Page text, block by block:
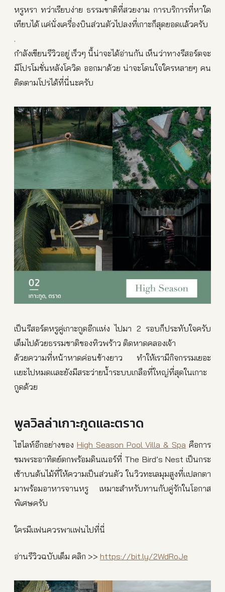
หรูหรา ทว่าเรียบง่าย ธรรมชาติที่สวยงาม การบริการที่หาใด
เทียบได้ แค่นั่งเครื่องบินส่วนตัวไปลงที่เกาะก็สุดยอดแล้วครับ
.
กำลังเขียนรีวิวอยู่ เร็วๆ นี้น่าจะได้อ่านกัน เห็นว่าทางรีสอร์ตจะ
มีโปรโมชั่นหลังโควิด ออกมาด้วย น่าจะโดนใจใครหลายๆ คน
ติดตามโปรได้ที่นี่นะครับ
เป็นรีสอร์ตหรูคู่เกาะกูดอีกแห่ง ไปมา 2 รอบก็ประทับใจครับ
เต็มไปด้วยธรรมชาติของทิวพร้าว ติดหาดคลองเจ้า
ด้วยความที่หน้าหาดค่อนข้างยาว ทำให้เรามีกิจกรรมเยอะ
แยะไปหมดและยังมีสระว่ายน้ำระบบเกลือที่ใหญ่ที่สุดในเกาะ
กูดด้วย
พูลวิลล่าเกาะกูดและตราด
ไฮไลท์อีกอย่างของ High Season Pool Villa & Spa คือการ
ชมพระอาทิตย์ตกพร้อมดินเนอร์ที่ The Bird’s Nest เป็นกระ
เช้าบนต้นไม้ที่ให้ความเป็นส่วนตัว ในวิวทะเลมุมสูงที่แปลกตา
มาพร้อมอาหารจานหรู เหมาะสำหรับทานกับคู่รักในโอกาส
พิเศษครับ
ใครมีแฟนควรพาแฟนไปที่นี่
อ่านรีวิวฉบับเต็ม คลิก >> https://bit.ly/2WdRoJe